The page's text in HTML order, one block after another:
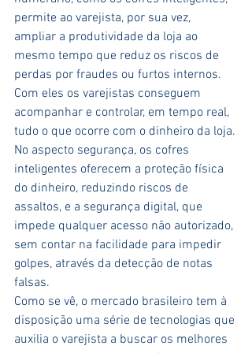
permite ao varejista, por sua vez,
ampliar a produtividade da loja ao
mesmo tempo que reduz os riscos de
perdas por fraudes ou furtos internos.
Com eles os varejistas conseguem
acompanhar e controlar, em tempo real,
tudo o que ocorre com o dinheiro da loja.
No aspecto segurança, os cofres
inteligentes oferecem a proteção física
do dinheiro, reduzindo riscos de
assaltos, e a segurança digital, que
impede qualquer acesso não autorizado,
sem contar na facilidade para impedir
golpes, através da detecção de notas
falsas.
Como se vê, o mercado brasileiro tem à
disposição uma série de tecnologias que
auxilia o varejista a buscar os melhores